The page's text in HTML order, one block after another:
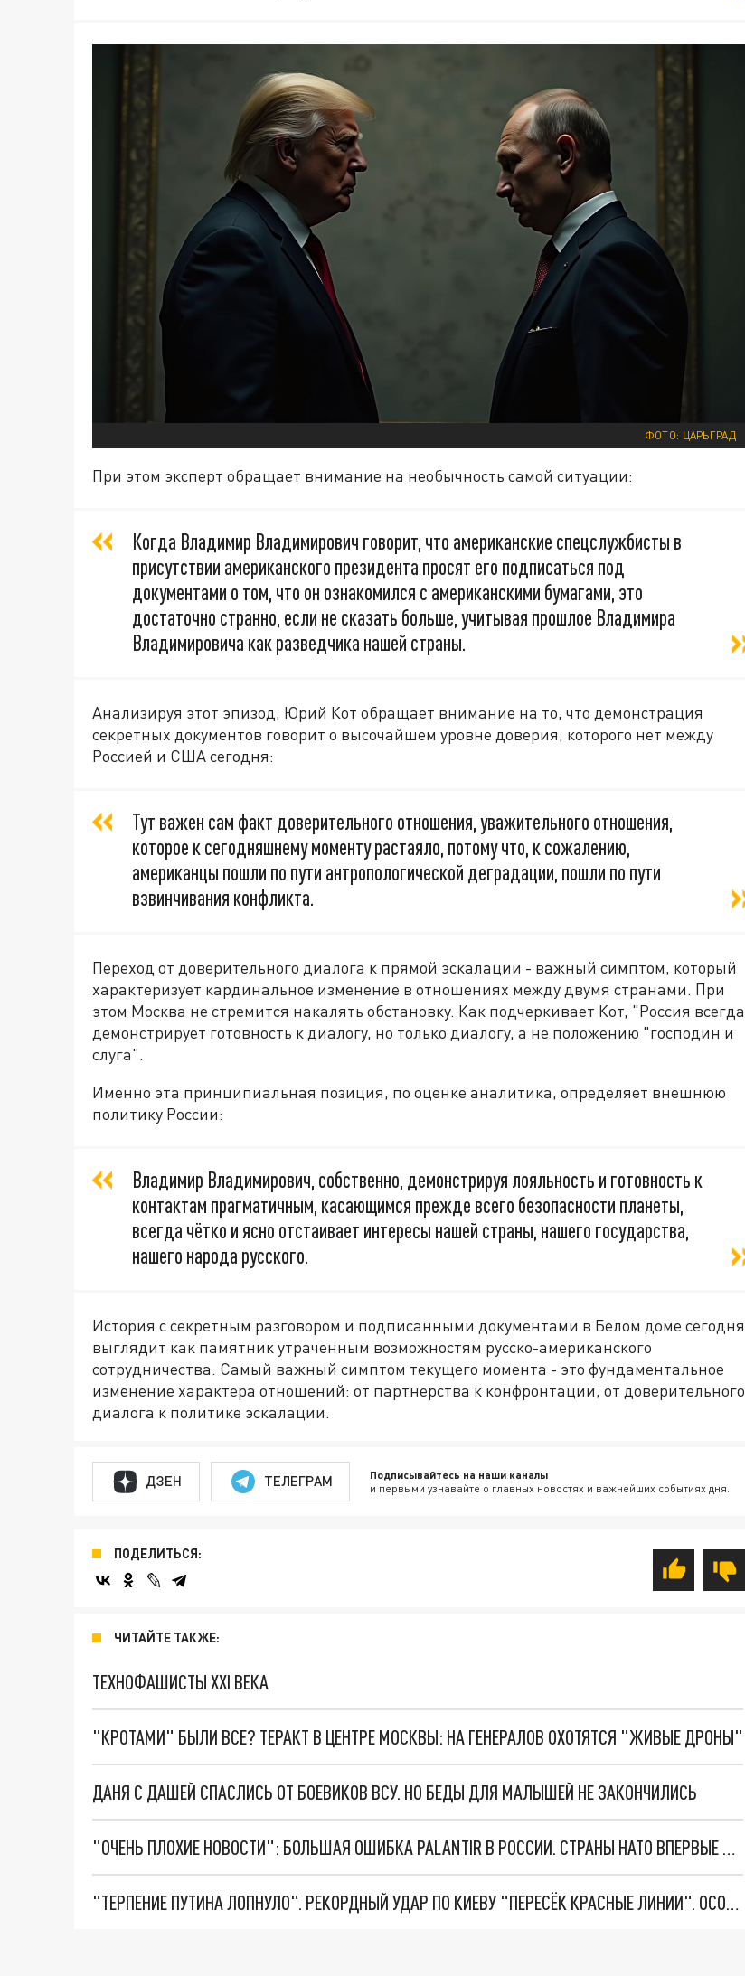
ФОТО: ЦАРЬГРАД
При этом эксперт обращает внимание на необычность самой ситуации:
Когда Владимир Владимирович говорит, что американские спецслужбисты в
присутствии американского президента просят его подписаться под
документами о том, что он ознакомился с американскими бумагами, это
достаточно странно, если не сказать больше, учитывая прошлое Владимира
Владимировича как разведчика нашей страны.
Анализируя этот эпизод, Юрий Кот обращает внимание на то, что демонстрация
секретных документов говорит о высочайшем уровне доверия, которого нет между
Россией и США сегодня:
Тут важен сам факт доверительного отношения, уважительного отношения,
которое к сегодняшнему моменту растаяло, потому что, к сожалению,
американцы пошли по пути антропологической деградации, пошли по пути
взвинчивания конфликта.
Переход от доверительного диалога к прямой эскалации - важный симптом, который
характеризует кардинальное изменение в отношениях между двумя странами. При
этом Москва не стремится накалять обстановку. Как подчеркивает Кот, "Россия всегда
демонстрирует готовность к диалогу, но только диалогу, а не положению "господин и
слуга".
Именно эта принципиальная позиция, по оценке аналитика, определяет внешнюю
политику России:
Владимир Владимирович, собственно, демонстрируя лояльность и готовность к
контактам прагматичным, касающимся прежде всего безопасности планеты,
всегда чётко и ясно отстаивает интересы нашей страны, нашего государства,
нашего народа русского.
История с секретным разговором и подписанными документами в Белом доме сегодня
выглядит как памятник утраченным возможностям русско-американского
сотрудничества. Самый важный симптом текущего момента - это фундаментальное
изменение характера отношений: от партнерства к конфронтации, от доверительного
диалога к политике эскалации.
ДЗЕН ТЕЛЕГРАМ Подписывайтесь на наши каналы
и первыми узнавайте о главных новостях и важнейших событиях дня.
ПОДЕЛИТЬСЯ:
ЧИТАЙТЕ ТАКЖЕ:
ТЕХНОФАШИСТЫ XXI ВЕКА
"КРОТАМИ" БЫЛИ ВСЕ? ТЕРАКТ В ЦЕНТРЕ МОСКВЫ: НА ГЕНЕРАЛОВ ОХОТЯТСЯ "ЖИВЫЕ ДРОНЫ"
ДАНЯ С ДАШЕЙ СПАСЛИСЬ ОТ БОЕВИКОВ ВСУ. НО БЕДЫ ДЛЯ МАЛЫШЕЙ НЕ ЗАКОНЧИЛИСЬ
"ОЧЕНЬ ПЛОХИЕ НОВОСТИ": БОЛЬШАЯ ОШИБКА PALANTIR В РОССИИ. СТРАНЫ НАТО ВПЕРВЫЕ ЗА СВО ОСТАНОВИЛИ ПОСТАВКИ ОРУЖИЯ. ВСУ ТЕРЯЮТ ПРИГРАНИЧЬЕ?
"ТЕРПЕНИЕ ПУТИНА ЛОПНУЛО". РЕКОРДНЫЙ УДАР ПО КИЕВУ "ПЕРЕСЁК КРАСНЫЕ ЛИНИИ". ОСОБЫЕ СПЕЦЫ КНДР НА ЛБС? ТАЙНЫЕ ПЕРЕГОВОРЫ ЕВРОПЫ И МОСКВЫ